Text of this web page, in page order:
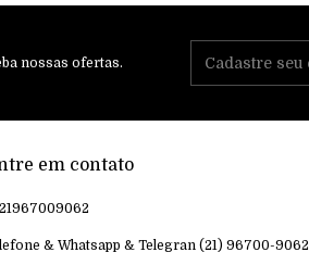
nossas ofertas.
em contato
& Whatsapp & Telegran (21) 96700-9062